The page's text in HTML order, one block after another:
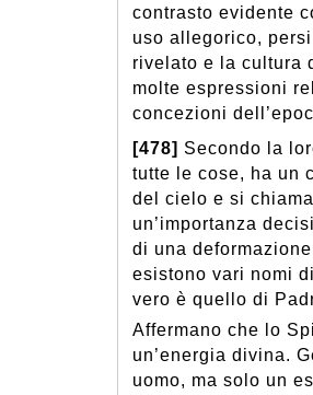
contrasto evidente
uso allegorico,
rivelato e la cultura
molte espressioni
concezioni
[478] Secondo la
tutte le cose, ha un
del cielo e si
un’importanza
di una
esistono vari nomi
vero è quello di
Affermano che lo
un’energia divina.
uomo, ma solo un